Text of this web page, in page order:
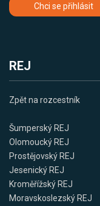
Chci se přihlásit
REJ
Zpět na rozcestník
Šumperský REJ
Olomoucký REJ
Prostějovský REJ
Jesenický REJ
Kroměřížský REJ
Moravskoslezský REJ